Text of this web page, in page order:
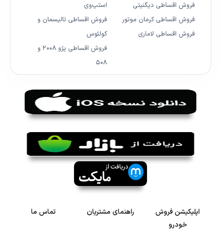
فروش اقساطی دیگنیتی
فروش اقساطی کرمان موتور
فروش اقساطی لاماری
استپ‌وی
فروش اقساطی تالیسمان و
کولئوس
فروش اقساطی پژو ۲۰۰۸ و
۵۰۸
اپلیکیشن فروش
خودرو
راهنمای مشتریان تماس ما